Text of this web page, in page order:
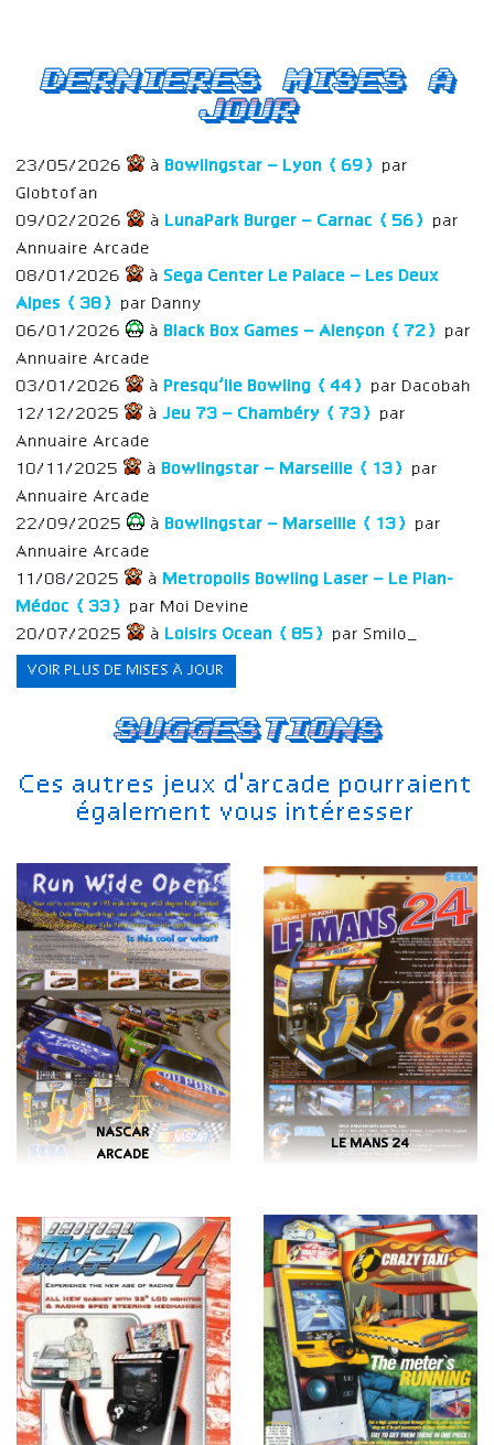
Suggestions
Ces autres jeux d'arcade pourraient
également vous intéresser
NASCAR
ARCADE
LE MANS 24
Dernieres mises a
jour
23/05/2026 à Bowlingstar – Lyon (69)
par
Globtofan
09/02/2026
à LunaPark Burger – Carnac (56)
par
Annuaire Arcade
08/01/2026
à Sega Center Le Palace – Les Deux
Alpes (38)
par Danny
06/01/2026
à Black Box Games – Alençon (72)
par
Annuaire Arcade
03/01/2026
à Presqu’Ile Bowling (44)
par Dacobah
12/12/2025
à Jeu 73 – Chambéry (73)
par
Annuaire Arcade
10/11/2025
à Bowlingstar – Marseille (13)
par
Annuaire Arcade
22/09/2025
à Bowlingstar – Marseille (13)
par
Annuaire Arcade
11/08/2025
à Metropolis Bowling Laser – Le Pian-
Médoc (33)
par Moi Devine
20/07/2025
à Loisirs Ocean (85) par Smilo_
VOIR PLUS DE MISES À JOUR